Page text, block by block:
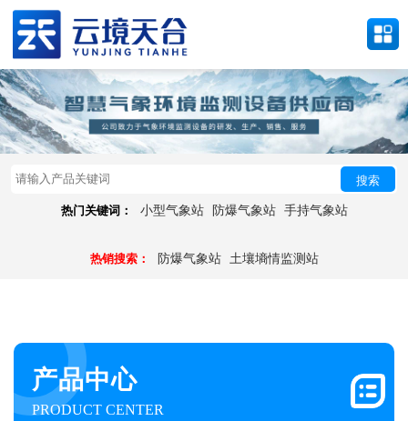
搜索
热门关键词： 小型气象站 防爆气象站 手持气象站
热销搜索： 防爆气象站 土壤墒情监测站
产品中心
PRODUCT CENTER